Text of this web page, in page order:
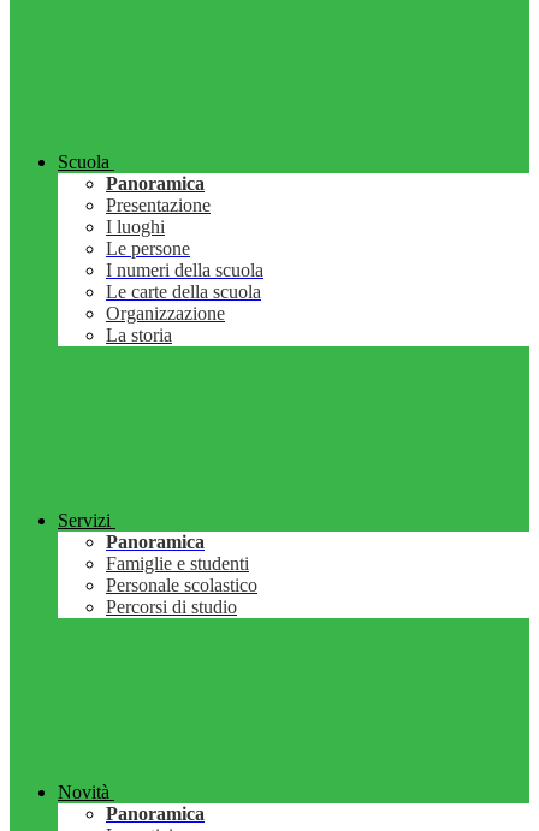
Scuola
Panoramica
Presentazione
I luoghi
Le persone
I numeri della scuola
Le carte della scuola
Organizzazione
La storia
Servizi
Panoramica
Famiglie e studenti
Personale scolastico
Percorsi di studio
Novità
Panoramica